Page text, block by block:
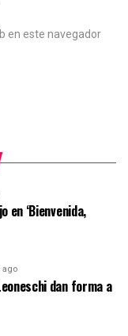
en este navegador
en ‘Bienvenida,
ago
dan forma a